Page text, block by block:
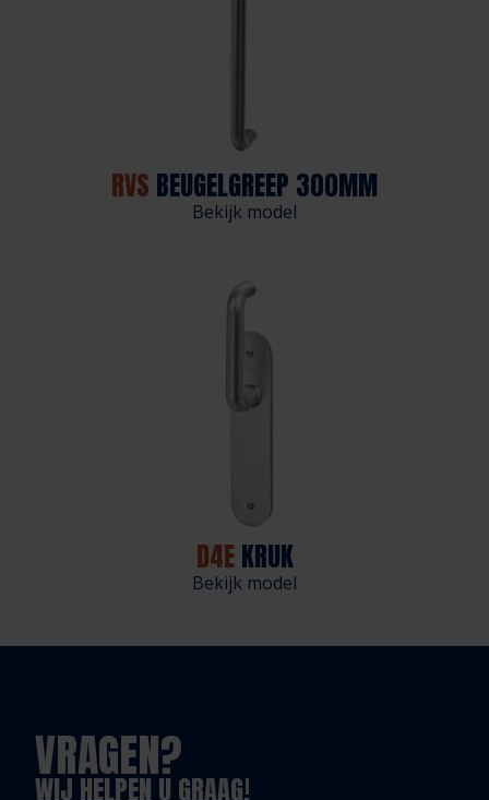
RVS BEUGELGREEP 300MM
Bekijk model
D4EKRUK
Bekijk model
VRAGEN?
WIJ HELPEN U GRAAG!